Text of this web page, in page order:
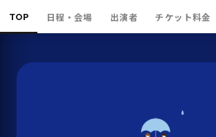
TOP 日程・会場 出演者 チケット料金